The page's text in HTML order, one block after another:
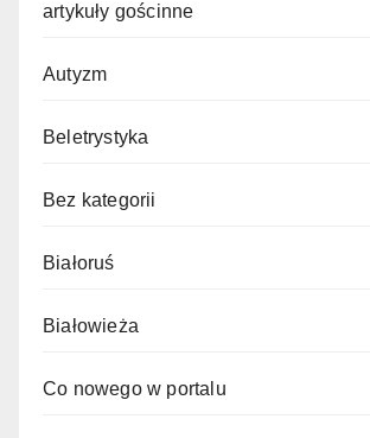
artykuły gościnne
Autyzm
Beletrystyka
Bez kategorii
Białoruś
Białowieża
Co nowego w portalu